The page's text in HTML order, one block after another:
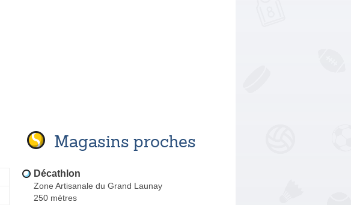
Magasins proches
Décathlon
Zone Artisanale du Grand Launay
250 mètres